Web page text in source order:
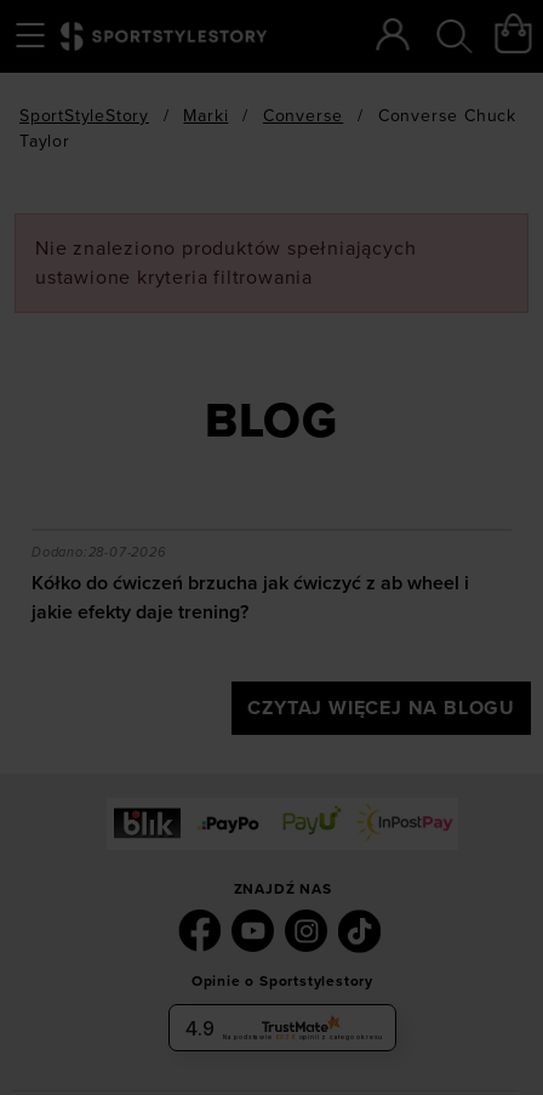
SportStyleStory / Marki / Converse /
Converse Chuck
Taylor
Nie znaleziono produktów spełniających
ustawione kryteria filtrowania
BLOG
i jakie efekty daje trening?
Orienteering - biegi na orientację. Jak zacząć,
Dodano:28-07-2026
Orienteering - biegi na orientację. Jak zacząć, jak
czytać mapę i jaki sprzęt wybrać?
CZYTAJ WIĘCEJ NA BLOGU
ZNAJDŹ NAS
Opinie o Sportstylestory
4.9 Na podstawie 6036 opinii z całego okresu